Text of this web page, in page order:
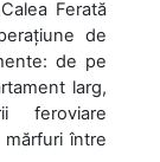
Ferată
de
de pe
larg,
feroviare
între